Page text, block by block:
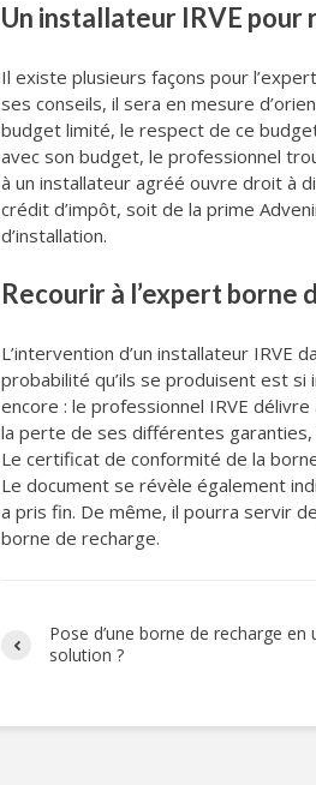
Un installateur IRVE pour
Il existe plusieurs façons pour
ses conseils, il sera en mesure
budget limité, le respect de ce
avec son budget, le professionnel
à un installateur agréé ouvre droit à
crédit d’impôt, soit de la prime
d’installation.
Recourir à l’expert
L’intervention d’un installateur
probabilité qu’ils se produisent est
encore : le professionnel IRVE
la perte de ses différentes garanties,
Le certificat de conformité de la
Le document se révèle également
a pris fin. De même, il pourra servir
borne de recharge.
Pose d’une borne de recharge en
solution ?